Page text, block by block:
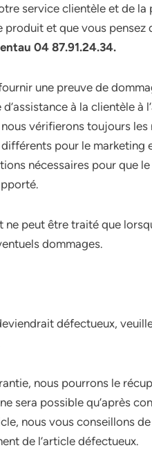
service clientèle et de
et que vous pensez
04 87.91.24.34.
une preuve de
à la clientèle à
vérifierons toujours
pour le marketing
nécessaires pour que
peut être traité que
dommages.
défectueux,
nous pourrons le
sera possible qu’après
nous vous conseillons
de l’article défectueux.